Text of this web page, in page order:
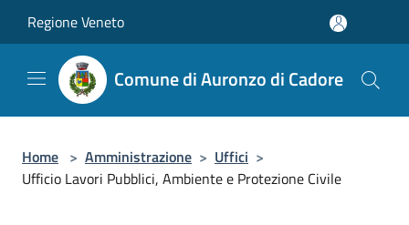
Regione Veneto
Comune di Auronzo di Cadore
Home > Amministrazione > Uffici >
Ufficio Lavori Pubblici, Ambiente e Protezione Civile